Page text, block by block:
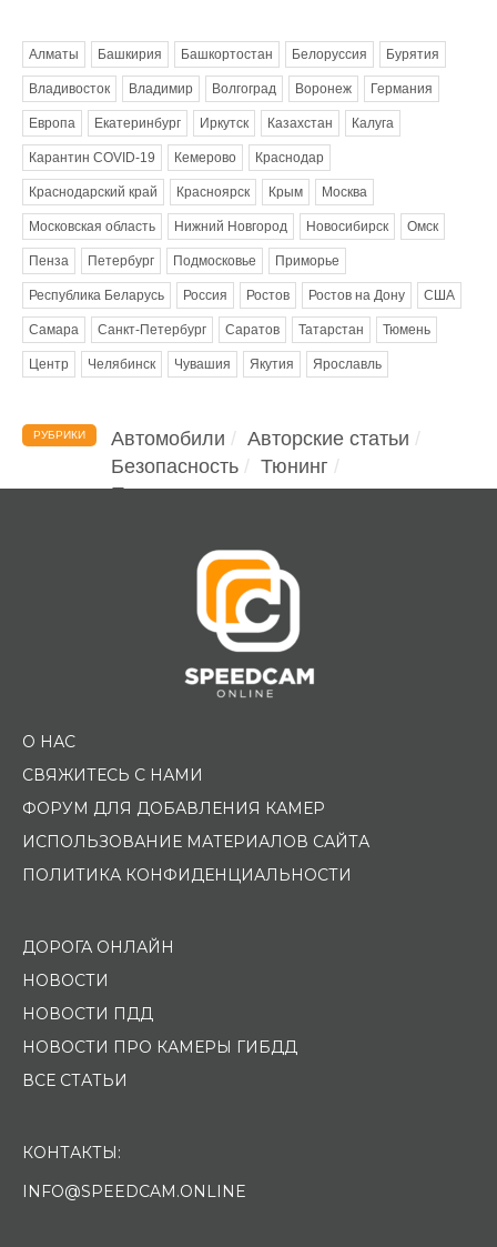
Алматы Башкирия Башкортостан Белоруссия Бурятия
Владивосток Владимир Волгоград Воронеж Германия
Европа Екатеринбург Иркутск Казахстан Калуга
Карантин COVID-19 Кемерово Краснодар
Краснодарский край Красноярск Крым Москва
Московская область Нижний Новгород Новосибирск Омск
Пенза Петербург Подмосковье Приморье
Республика Беларусь Россия Ростов Ростов на Дону США
Самара Санкт-Петербург Саратов Татарстан Тюмень
Центр Челябинск Чувашия Якутия Ярославль
РУБРИКИ Автомобили
Авторские статьи
Безопасность
Тюнинг
Помощь водителю
О НАС
СВЯЖИТЕСЬ С НАМИ
ФОРУМ ДЛЯ ДОБАВЛЕНИЯ КАМЕР
ИСПОЛЬЗОВАНИЕ МАТЕРИАЛОВ САЙТА
ПОЛИТИКА КОНФИДЕНЦИАЛЬНОСТИ
ДОРОГА ОНЛАЙН
НОВОСТИ
НОВОСТИ ПДД
НОВОСТИ ПРО КАМЕРЫ ГИБДД
ВСЕ СТАТЬИ
КОНТАКТЫ:
INFO@SPEEDCAM.ONLINE